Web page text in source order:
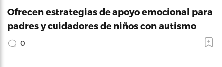
Ofrecen estrategias de apoyo emocional para
padres y cuidadores de niños con autismo
0